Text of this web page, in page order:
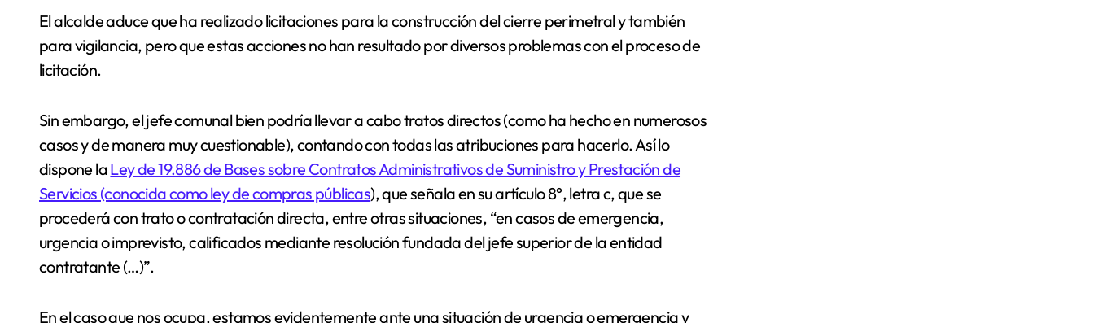
El alcalde aduce que ha realizado licitaciones para la construcción del cierre perimetral y también
para vigilancia, pero que estas acciones no han resultado por diversos problemas con el proceso de
licitación.
Sin embargo, el jefe comunal bien podría llevar a cabo tratos directos (como ha hecho en numerosos
casos y de manera muy cuestionable), contando con todas las atribuciones para hacerlo. Así lo
dispone laLey de 19.886 de Bases sobre Contratos Administrativos de Suministro y Prestación de
Servicios (conocida como ley de compras públicas), que señala en su artículo 8°, letra c, que se
procederá con trato o contratación directa, entre otras situaciones, “en casos de emergencia,
urgencia o imprevisto, calificados mediante resolución fundada del jefe superior de la entidad
contratante (…)”.
En el caso que nos ocupa, estamos evidentemente ante una situación de urgencia o emergencia y